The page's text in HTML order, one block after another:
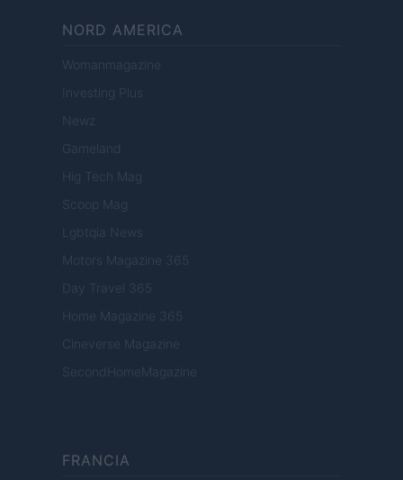
NORD AMERICA
Womanmagazine
Investing Plus
Newz
Gameland
Hig Tech Mag
Scoop Mag
Lgbtqia News
Motors Magazine 365
Day Travel 365
Home Magazine 365
Cineverse Magazine
SecondHomeMagazine
FRANCIA